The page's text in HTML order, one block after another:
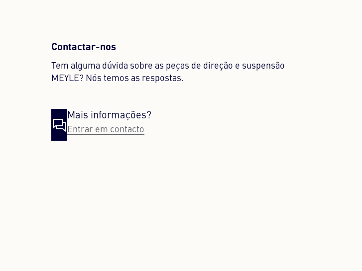
Contactar-nos
Tem alguma dúvida sobre as peças de direção e suspensão
MEYLE? Nós temos as respostas.
Mais informações?
Entrar em contacto